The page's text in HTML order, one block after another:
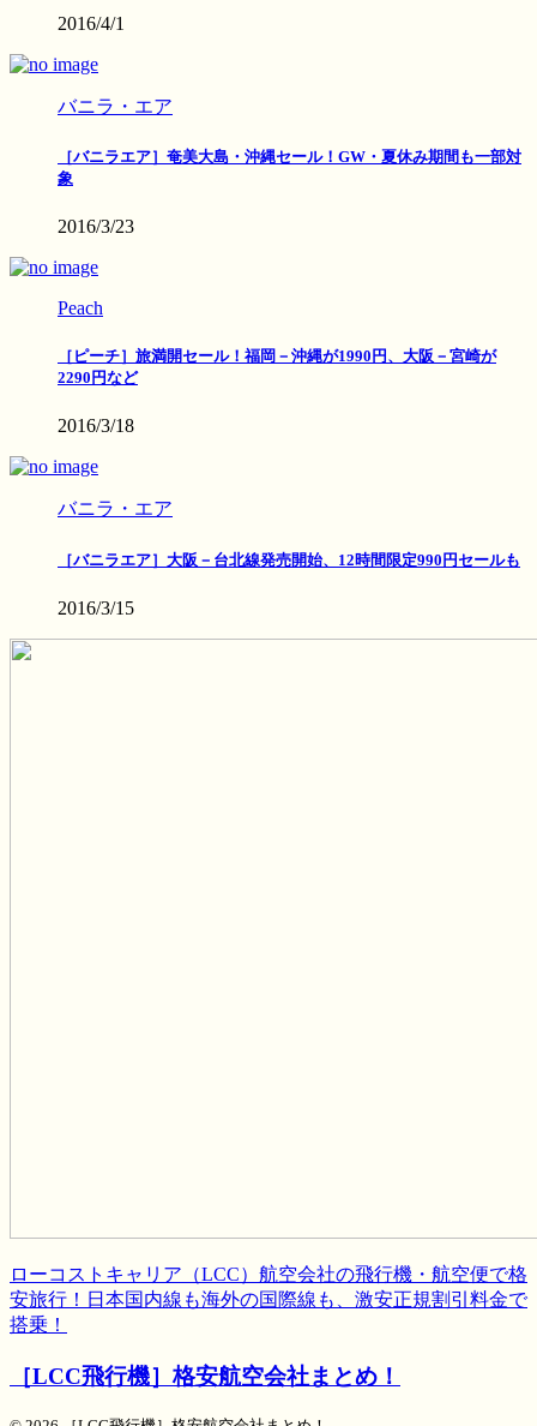
2016/4/1
バニラ・エア
［バニラエア］奄美大島・沖縄セール！GW・夏休み期間も一部対
象
2016/3/23
Peach
［ピーチ］旅満開セール！福岡－沖縄が1990円、大阪－宮崎が
2290円など
2016/3/18
バニラ・エア
［バニラエア］大阪－台北線発売開始、12時間限定990円セールも
2016/3/15
ローコストキャリア（LCC）航空会社の飛行機・航空便で格
安旅行！日本国内線も海外の国際線も、激安正規割引料金で
搭乗！
［LCC飛行機］格安航空会社まとめ！